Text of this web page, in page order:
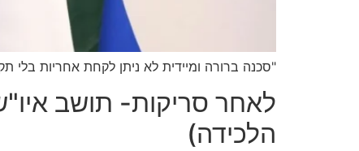
"סכנה ברורה ומיידית לא ניתן לקחת אחריות בלי
לאחר סריקות- תושב
הלכידה)